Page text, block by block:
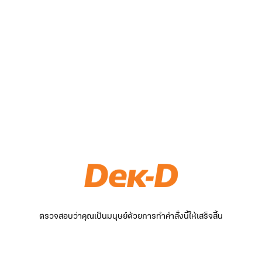
ตรวจสอบว่าคุณเป็นมนุษย์ด้วยการทำคำสั่งนี้ให้เสร็จสิ้น